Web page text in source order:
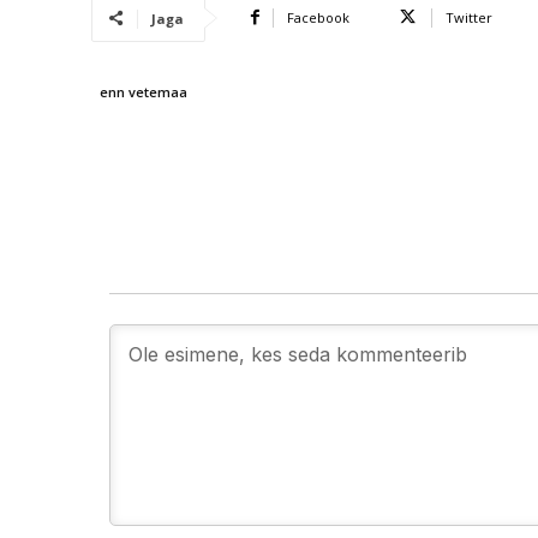
Jaga Facebook Twitter
enn vetemaa